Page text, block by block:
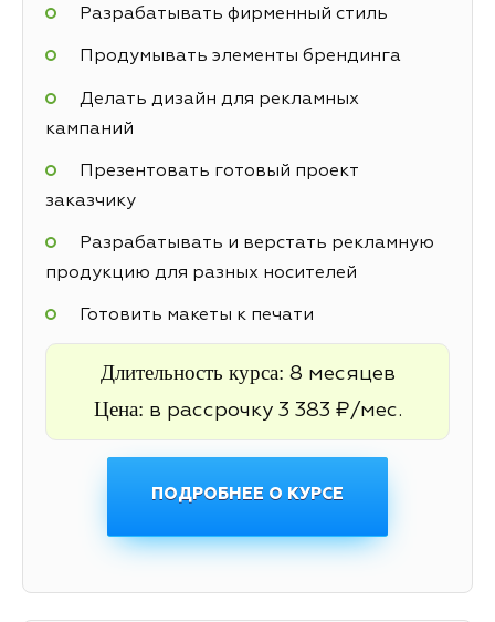
Разрабатывать фирменный стиль
Продумывать элементы брендинга
Делать дизайн для рекламных
кампаний
Презентовать готовый проект
заказчику
Разрабатывать и верстать рекламную
продукцию для разных носителей
Готовить макеты к печати
Длительность курса: 8 месяцев
Цена: в рассрочку 3 383 ₽/мес.
ПОДРОБНЕЕ О КУРСЕ